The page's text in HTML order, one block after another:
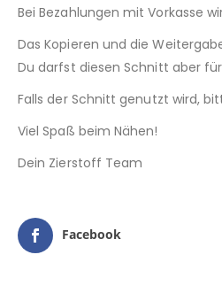
Bei Bezahlungen mit Vorkasse
Das Kopieren und die
Du darfst diesen Schnitt aber
Falls der Schnitt genutzt wird,
Viel Spaß beim Nähen!
Dein Zierstoff Team
Facebook